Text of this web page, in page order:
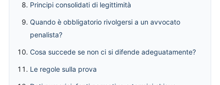
Principi consolidati di legittimità
Quando è obbligatorio rivolgersi a un avvocato
penalista?
Cosa succede se non ci si difende adeguatamente?
Le regole sulla prova